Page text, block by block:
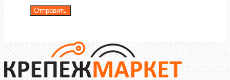
Отправить